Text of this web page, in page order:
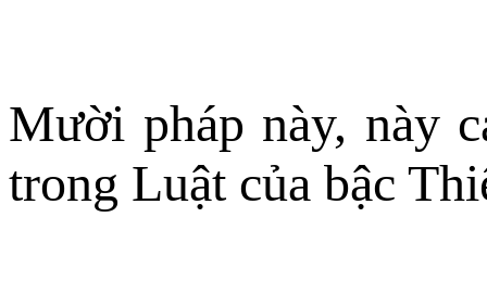
Mười pháp này, này
trong Luật của bậc